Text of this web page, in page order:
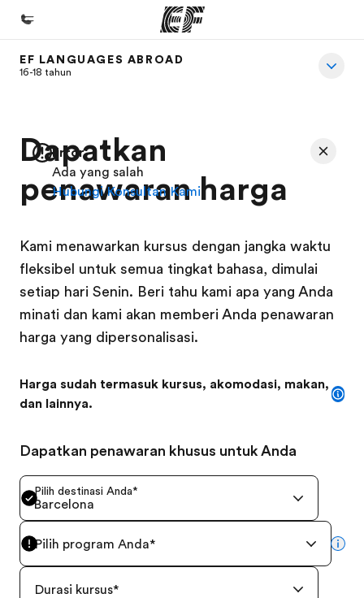
Beranda
Daftar program
Lihat semua program
Kantor dan sekolah
Tentang kami
Karir
Bergabung dengan tim kami
EF LANGUAGES ABROAD
16-18 tahun
Dapatkan
penawaran harga
Kami menawarkan kursus dengan jangka waktu
fleksibel untuk semua tingkat bahasa, dimulai
setiap hari Senin. Beri tahu kami apa yang Anda
minati dan kami akan memberi Anda penawaran
harga yang dipersonalisasi.
Harga sudah termasuk kursus, akomodasi, makan,
dan lainnya.
Dapatkan penawaran khusus untuk Anda
Pilih destinasi Anda*
Barcelona
Pilih program Anda*
Durasi kursus*
Error
Ada yang salah
Hubungi Konsultan Kami